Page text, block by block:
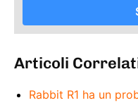
Articoli
Rabbit R1 ha un